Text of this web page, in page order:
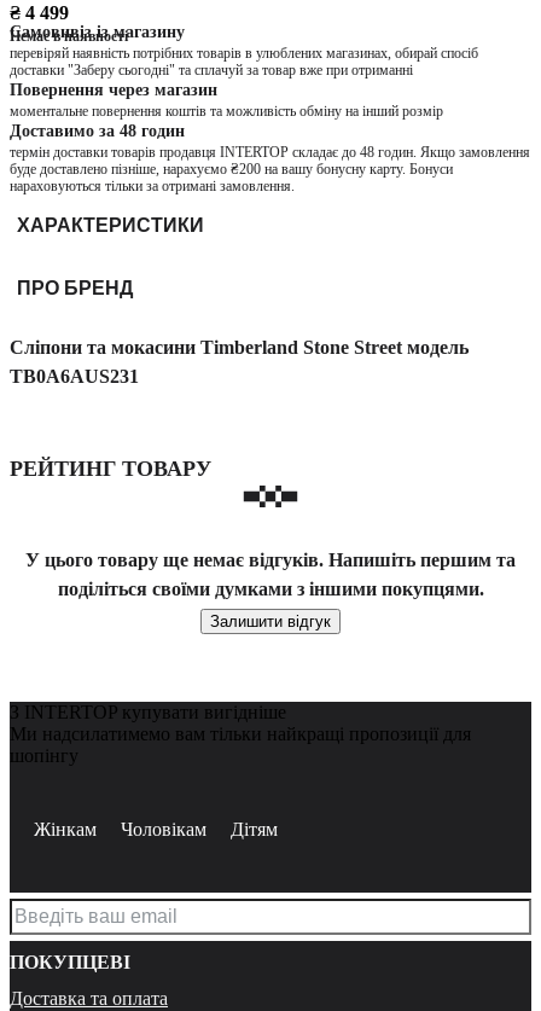
₴ 4 499
Немає в наявності
Самовивіз із магазину
перевіряй наявність потрібних товарів в улюблених магазинах, обирай спосіб
доставки "Заберу сьогодні" та сплачуй за товар вже при отриманні
Повернення через магазин
моментальне повернення коштів та можливість обміну на інший розмір
Доставимо за 48 годин
термін доставки товарів продавця INTERTOP складає до 48 годин. Якщо замовлення
буде доставлено пізніше, нарахуємо ₴200 на вашу бонусну карту. Бонуси
нараховуються тільки за отримані замовлення.
ХАРАКТЕРИСТИКИ
ПРО БРЕНД
Сліпони та мокасини Timberland Stone Street модель
TB0A6AUS231
РЕЙТИНГ ТОВАРУ
У цього товару ще немає відгуків. Напишіть першим та
поділіться своїми думками з іншими покупцями.
Залишити відгук
З INTERTOP купувати вигідніше
Ми надсилатимемо вам тільки найкращі пропозиції для
шопінгу
Жінкам Чоловікам Дітям
ПОКУПЦЕВІ
Доставка та оплата